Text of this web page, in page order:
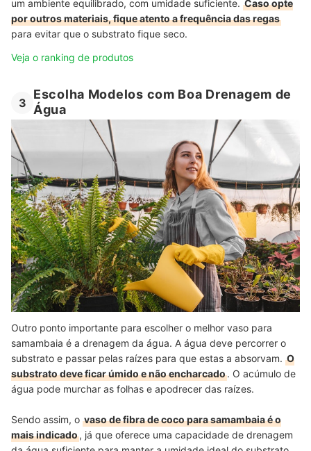
um ambiente equilibrado, com umidade suficiente. Caso opte
por outros materiais, fique atento a frequência das regas
para evitar que o substrato fique seco.
Veja o ranking de produtos
3
Escolha Modelos com Boa Drenagem de
Água
Outro ponto importante para escolher o melhor vaso para
samambaia é a drenagem da água. A água deve percorrer o
substrato e passar pelas raízes para que estas a absorvam. O
substrato deve ficar úmido e não encharcado. O acúmulo de
água pode murchar as folhas e apodrecer das raízes.
Sendo assim, o vaso de fibra de coco para samambaia é o
mais indicado, já que oferece uma capacidade de drenagem